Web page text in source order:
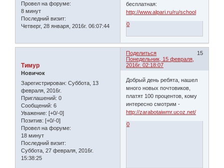
Провел на форуме:
8 минут
Последний визит:
Четверг, 28 января, 2016г. 06:07:44
бесплатная:
http://www.alpari.ru/ru/school
0
Поделиться
15
Понедельник, 15 февраля,
2016г. 02:18:07
Тимур
Новичок
Зарегистрирован: Суббота, 13
февраля, 2016г.
Приглашений: 0
Сообщений: 6
Уважение: [+0/-0]
Позитив: [+0/-0]
Провел на форуме:
18 минут
Последний визит:
Суббота, 27 февраля, 2016г.
15:38:25
Добрый день ребята, нашел
много новых почтовиков,
платят 100 процентов, кому
интересно смотрим -
http://zarabotaiwmr.ucoz.net/
0